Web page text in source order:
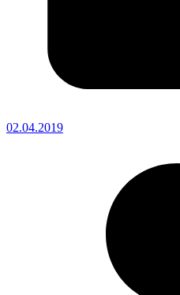
02.04.2019